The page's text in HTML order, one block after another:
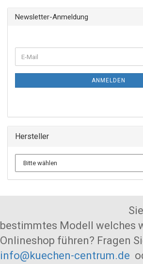
Newsletter-Anmeldung
ANMELDEN
Hersteller
Sie
bestimmtes Modell welches
Onlineshop führen? Fragen
info@kuechen-centrum.de